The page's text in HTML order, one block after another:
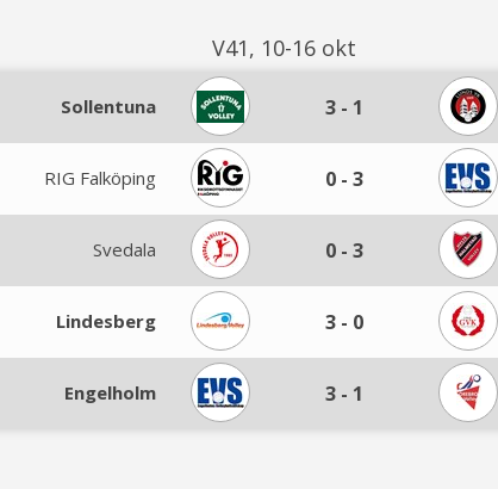
V41, 10-16 okt
Sollentuna 3 - 1
RIG Falköping 0 - 3
Svedala 0 - 3
Lindesberg 3 - 0
Engelholm 3 - 1